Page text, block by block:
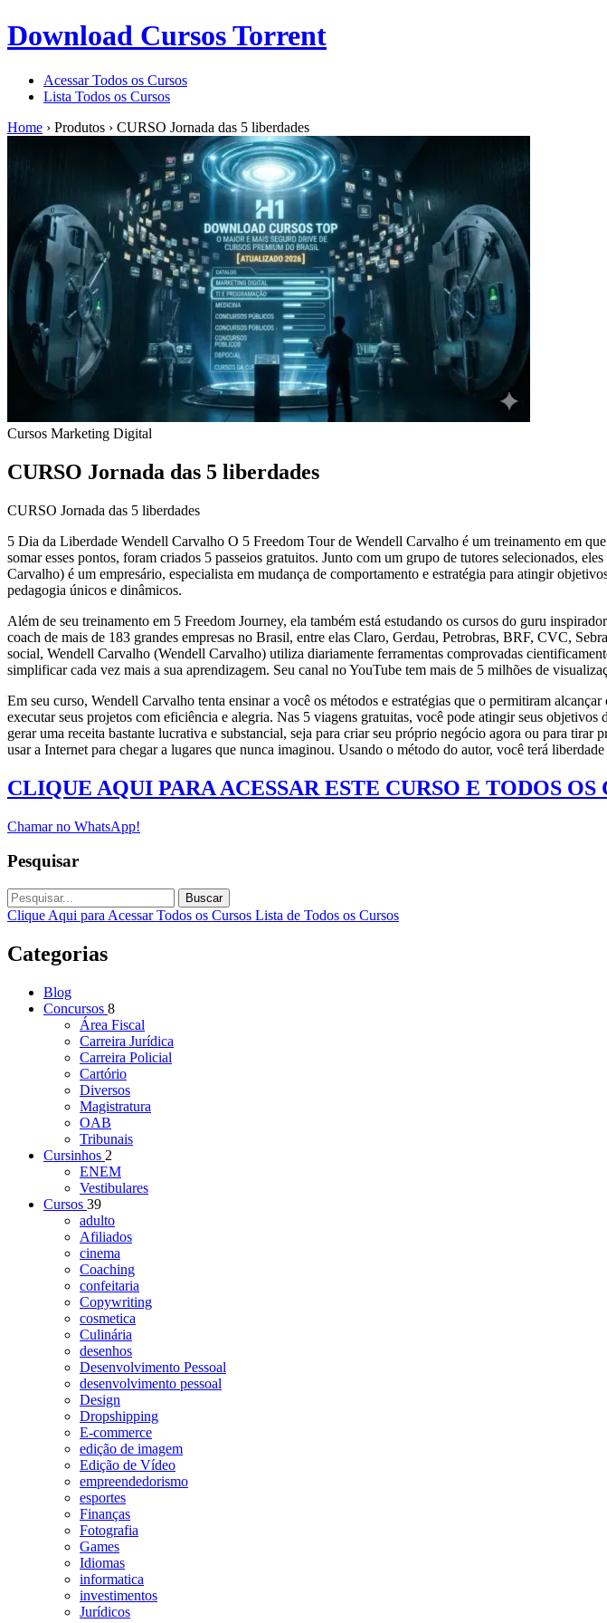
Download Cursos Torrent
Acessar Todos os Cursos
Lista Todos os Cursos
Home › Produtos › CURSO Jornada das 5 liberdades
Cursos Marketing Digital
CURSO Jornada das 5 liberdades
CURSO Jornada das 5 liberdades
5 Dia da Liberdade Wendell Carvalho O 5 Freedom Tour de Wendell Carvalho é um treinamento em
somar esses pontos, foram criados 5 passeios gratuitos. Junto com um grupo de tutores selecionados,
Carvalho) é um empresário, especialista em mudança de comportamento e estratégia para atingir
pedagogia únicos e dinâmicos.
Além de seu treinamento em 5 Freedom Journey, ela também está estudando os cursos do guru
coach de mais de 183 grandes empresas no Brasil, entre elas Claro, Gerdau, Petrobras, BRF, CVC,
social, Wendell Carvalho (Wendell Carvalho) utiliza diariamente ferramentas comprovadas
simplificar cada vez mais a sua aprendizagem. Seu canal no YouTube tem mais de 5 milhões de
Em seu curso, Wendell Carvalho tenta ensinar a você os métodos e estratégias que o permitiram
executar seus projetos com eficiência e alegria. Nas 5 viagens gratuitas, você pode atingir seus
gerar uma receita bastante lucrativa e substancial, seja para criar seu próprio negócio agora ou para
usar a Internet para chegar a lugares que nunca imaginou. Usando o método do autor, você terá
CLIQUE AQUI PARA ACESSAR ESTE CURSO E TODOS OS
Chamar no WhatsApp!
Pesquisar
Buscar
Clique Aqui para Acessar Todos os Cursos Lista de Todos os Cursos
Categorias
Blog
Concursos 8
Área Fiscal
Carreira Jurídica
Carreira Policial
Cartório
Diversos
Magistratura
OAB
Tribunais
Cursinhos 2
ENEM
Vestibulares
Cursos 39
adulto
Afiliados
cinema
Coaching
confeitaria
Copywriting
cosmetica
Culinária
desenhos
Desenvolvimento Pessoal
desenvolvimento pessoal
Design
Dropshipping
E-commerce
edição de imagem
Edição de Vídeo
empreendedorismo
esportes
Finanças
Fotografia
Games
Idiomas
informatica
investimentos
Jurídicos